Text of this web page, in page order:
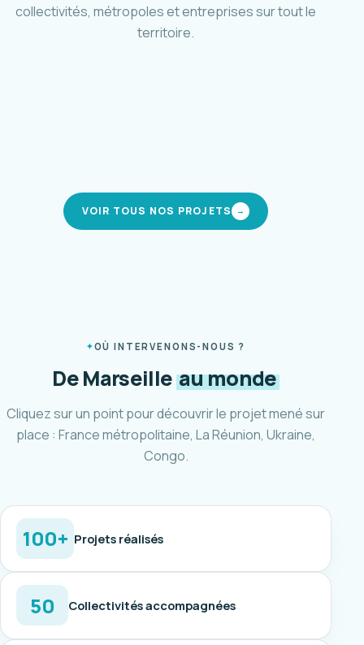
collectivités, métropoles et entreprises sur tout le
territoire.
Plan marche et vélo d'Aubagne
VOIR TOUS NOS PROJETS →
OÙ INTERVENONS-NOUS ?
De Marseille au monde
Cliquez sur un point pour découvrir le projet mené sur
place : France métropolitaine, La Réunion, Ukraine,
Congo.
100+ Projets réalisés
50 Collectivités accompagnées